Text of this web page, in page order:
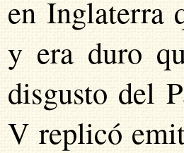
en Inglaterra
y era duro
disgusto del
V replicó